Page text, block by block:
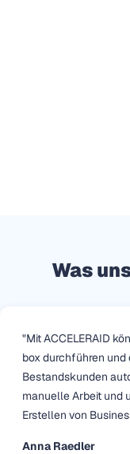
Was
"Mit ACCELERAID
box durchführen und
Bestandskunden
manuelle Arbeit und
Erstellen von
Anna Raedler